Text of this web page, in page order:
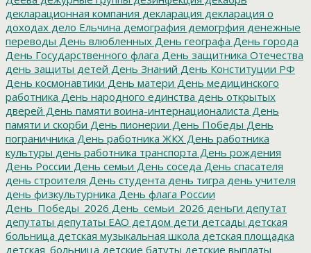
декларационная компания декларация декларация о
доходах дело Ельчина демография демогрфия денежные
переводы День влюбленных День географа День города
День Государственного флага День защитника Отечества
день защиты детей День Знаний День Конституции РФ
День космонавтики День матери День медицинского
работника День народного единства день открытых
дверей День памяти воина-интернационалиста День
памяти и скорби День пионерии День Победы День
пограничника День работника ЖКХ День работника
культуры день работника транспорта День рождения
День России День семьи День соседа День спасателя
день строителя День студента день тигра день учителя
день физкультурника День флага России
День_Победы_2026 День_семьи_2026 деньги депутат
депутаты депутаты ЕАО детдом дети детсады детская
больница детская музыкальная школа детская площадка
детская_больница детские батуты детские выплаты